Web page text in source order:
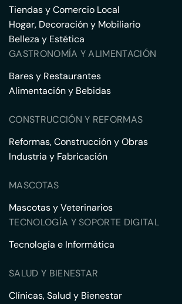
Tiendas y Comercio Local
Hogar, Decoración y Mobiliario
Belleza y Estética
GASTRONOMÍA Y ALIMENTACIÓN
Bares y Restaurantes
Alimentación y Bebidas
CONSTRUCCIÓN Y REFORMAS
Reformas, Construcción y Obras
Industria y Fabricación
MASCOTAS
Mascotas y Veterinarios
TECNOLOGÍA Y SOPORTE DIGITAL
Tecnología e Informática
SALUD Y BIENESTAR
Clínicas, Salud y Bienestar